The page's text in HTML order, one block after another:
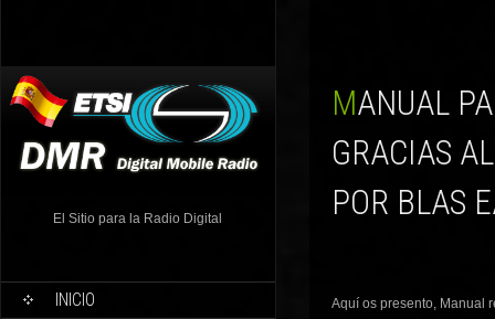
El Sitio para la Radio Digital
INICIO
MANUAL PARA ACTUALIZAR LOS PINCHOS LOW-COST,
GRACIAS
POR BLAS
Aquí os presento, Manual